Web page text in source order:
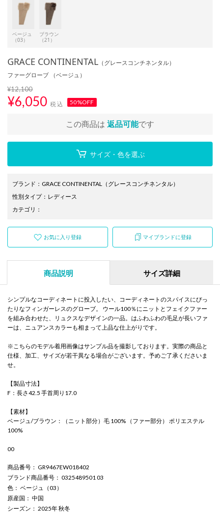
ベージュ
（03）
ブラウン
（21）
GRACE CONTINENTAL （グレースコンチネンタル）
ファーグローブ （ベージュ）
¥12,100
¥6,050 税込 50%OFF
この商品は 返品可能です
サイズ・色を選ぶ
ブランド ： GRACE CONTINENTAL
（グレースコンチネンタル）
性別タイプ： レディース
カテゴリ ：
お気に入り登録 マイブランドに登録
商品説明 サイズ詳細
シンプルなコーディネートに投入したい、コーディネートのスパイスにぴっ
たりなフィンガーレスのグローブ。 ウール100％にニットとフェイクファー
を組み合わせた、リュクスなデザインの一品。はふわふわの毛足が長いファ
ーは、ニュアンスカラーも相まって上品な仕上がりです。
※こちらのモデル着用画像はサンプル品を撮影しております。実際の商品と
仕様、加工、サイズが若干異なる場合がございます。予めご了承くださいま
せ。
【製品寸法】
F：長さ42.5 手首周り17.0
【素材】
ベージュ/ブラウン：（ニット部分）毛 100% （ファー部分） ポリエステル
100%
00
商品番号 ： GR9467EW018402
ブランド商品番号 ： 0325489501 03
色 ： ベージュ（03）
原産国 ： 中国
シーズン ： 2025年 秋冬